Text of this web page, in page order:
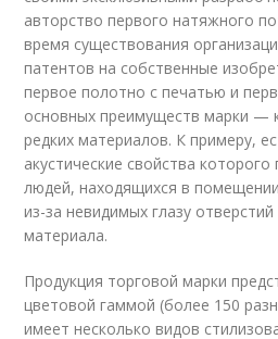
авторство первого натяжного
время существования
патентов на собственные
первое полотно с печатью и
основных преимуществ марки —
редких материалов. К примеру,
акустические свойства
людей, находящихся в
из-за невидимых глазу
материала.
Продукция торговой марки
цветовой гаммой (более 150
имеет несколько видов